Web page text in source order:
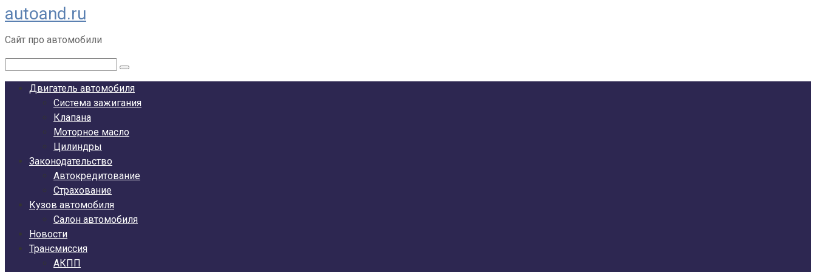
Перейти
к
контенту
autoand.ru
Сайт про автомобили
Двигатель автомобиля
Система зажигания
Клапана
Моторное масло
Цилиндры
Законодательство
Автокредитование
Страхование
Кузов автомобиля
Салон автомобиля
Новости
Трансмиссия
АКПП